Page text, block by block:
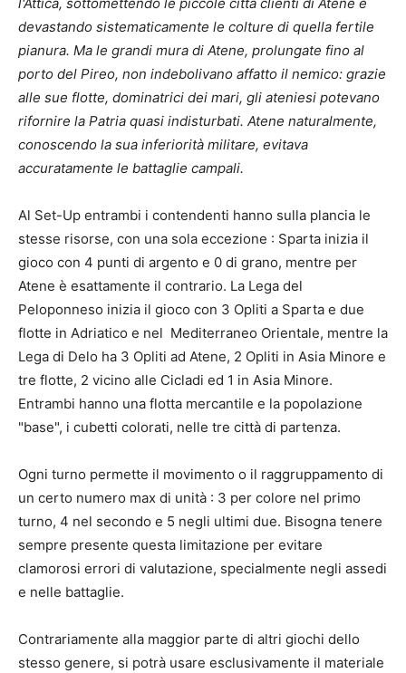
devastando sistematicamente le colture di quella fertile
pianura. Ma le grandi mura di Atene, prolungate fino al
porto del Pireo, non indebolivano affatto il nemico: grazie
alle sue flotte, dominatrici dei mari, gli ateniesi potevano
rifornire la Patria quasi indisturbati. Atene naturalmente,
conoscendo la sua inferiorità militare, evitava
accuratamente le battaglie campali.
Al Set-Up entrambi i contendenti hanno sulla plancia le
stesse risorse, con una sola eccezione : Sparta inizia il
gioco con 4 punti di argento e 0 di grano, mentre per
Atene è esattamente il contrario. La Lega del
Peloponneso inizia il gioco con 3 Opliti a Sparta e due
flotte in Adriatico e nel Mediterraneo Orientale, mentre la
Lega di Delo ha 3 Opliti ad Atene, 2 Opliti in Asia Minore e
tre flotte, 2 vicino alle Cicladi ed 1 in Asia Minore.
Entrambi hanno una flotta mercantile e la popolazione
"base", i cubetti colorati, nelle tre città di partenza.
Ogni turno permette il movimento o il raggruppamento di
un certo numero max di unità : 3 per colore nel primo
turno, 4 nel secondo e 5 negli ultimi due. Bisogna tenere
sempre presente questa limitazione per evitare
clamorosi errori di valutazione, specialmente negli assedi
e nelle battaglie.
Contrariamente alla maggior parte di altri giochi dello
stesso genere, si potrà usare esclusivamente il materiale